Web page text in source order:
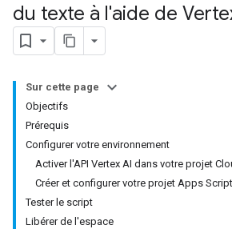
du texte à l'aide de
Sur cette page
Objectifs
Prérequis
Configurer votre environnement
Activer l'API Vertex AI dans votre projet
Créer et configurer votre projet Apps Script
Tester le script
Libérer de l'espace